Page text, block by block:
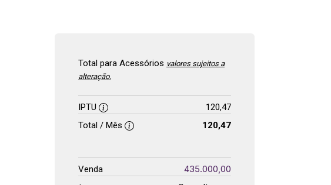
Total para Acessórios valores sujeitos a
alteração.
IPTU
120,47
Total / Mês
120,47
Venda 435.000,00